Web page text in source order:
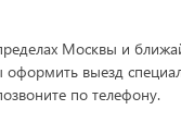
Москвы и
выезд
по телефону.